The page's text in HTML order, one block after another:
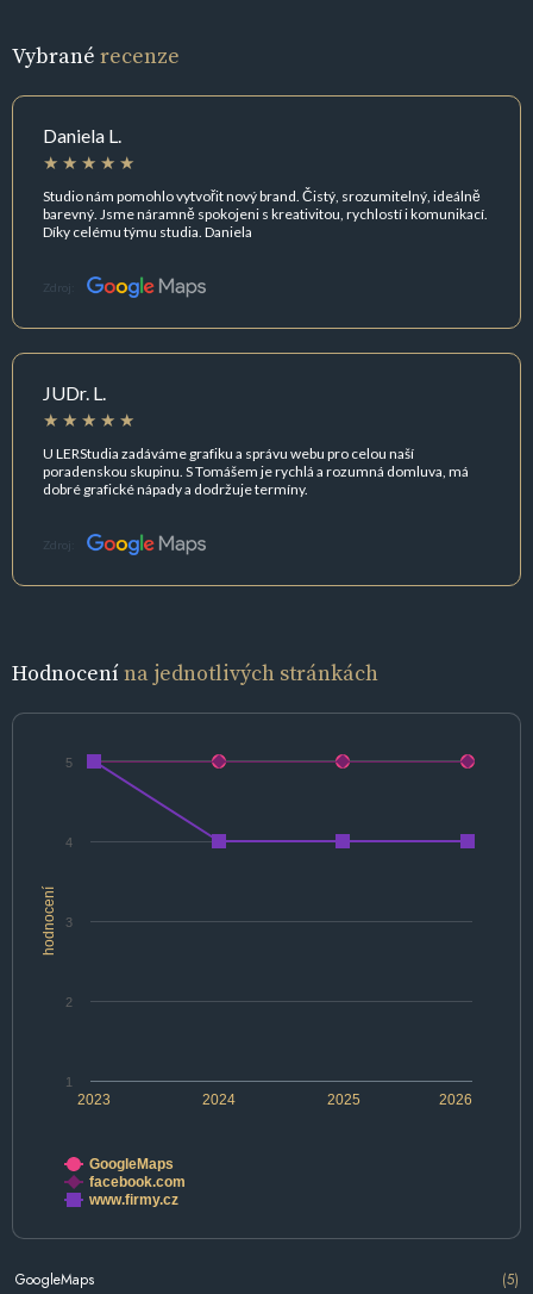
Vybrané recenze
Daniela L.
Studio nám pomohlo vytvořit nový brand. Čistý, srozumitelný, ideálně
barevný. Jsme náramně spokojeni s kreativitou, rychlostí i komunikací.
Díky celému týmu studia. Daniela
Zdroj:
JUDr. L.
U LERStudia zadáváme grafiku a správu webu pro celou naší
poradenskou skupinu. S Tomášem je rychlá a rozumná domluva, má
dobré grafické nápady a dodržuje termíny.
Zdroj:
Hodnocenína jednotlivých stránkách
hodnocení
2024 2026
2023 2025
1
2
3
4
5
GoogleMaps
facebook.com
www.firmy.cz
GoogleMaps (5)